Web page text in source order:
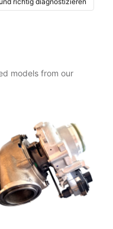
models from our